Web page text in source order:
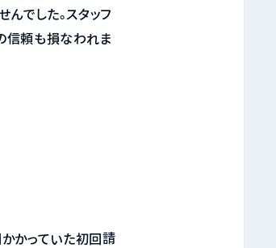
でした。スタッフ
信頼も損なわれま
かっていた初回請